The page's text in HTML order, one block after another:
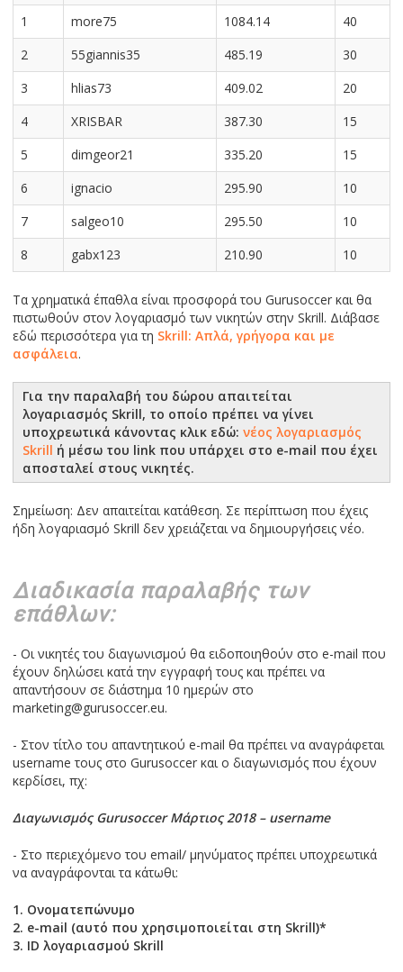
1
more75 1084.14
40
2
55giannis35 485.19
30
3
hlias73 409.02
20
4
XRISBAR 387.30
15
5
dimgeor21 335.20
15
6
ignacio 295.90
10
7
salgeo10 295.50
10
8
gabx123 210.90 10
Τα χρηματικά έπαθλα είναι προσφορά του Gurusoccer και θα
πιστωθούν στον λογαριασμό των νικητών στην Skrill. Διάβασε
εδώ περισσότερα για τη Skrill: Απλά, γρήγορα και με
ασφάλεια.
Για την παραλαβή του δώρου απαιτείται
λογαριασμός Skrill, το οποίο πρέπει να γίνει
υποχρεωτικά κάνοντας κλικ εδώ: νέος λογαριασμός
Skrill ή μέσω του link που υπάρχει στο e-mail που έχει
αποσταλεί στους νικητές.
Σημείωση: Δεν απαιτείται κατάθεση. Σε περίπτωση που έχεις
ήδη λογαριασμό Skrill δεν χρειάζεται να δημιουργήσεις νέο.
Διαδικασία παραλαβής των
επάθλων:
- Οι νικητές του διαγωνισμού θα ειδοποιηθούν στο e-mail που
έχουν δηλώσει κατά την εγγραφή τους και πρέπει να
απαντήσουν σε διάστημα 10 ημερών στο
marketing@gurusoccer.eu.
- Στον τίτλο του απαντητικού e-mail θα πρέπει να αναγράφεται
username τους στο Gurusoccer και ο διαγωνισμός που έχουν
κερδίσει, πχ:
Διαγωνισμός Gurusoccer Μάρτιος 2018 – username
- Στο περιεχόμενο του email/ μηνύματος πρέπει υποχρεωτικά
να αναγράφονται τα κάτωθι:
1. Ονοματεπώνυμo
2. e-mail (αυτό που χρησιμοποιείται στη Skrill)*
3. ID λογαριασμού Skrill